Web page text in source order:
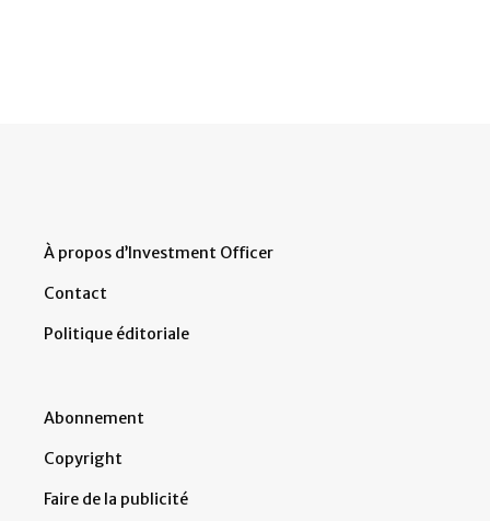
À propos d’Investment Officer
Contact
Politique éditoriale
Abonnement
Copyright
Faire de la publicité